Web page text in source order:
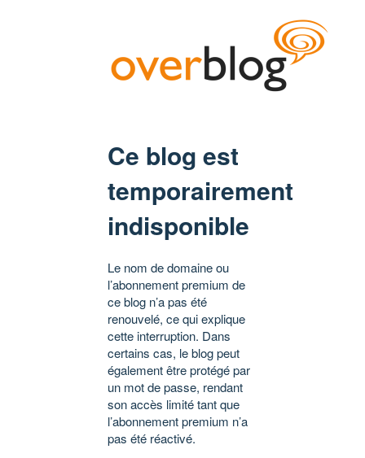
Ce blog est
temporairement
indisponible
Le nom de domaine ou
l’abonnement premium de
ce blog n’a pas été
renouvelé, ce qui explique
cette interruption. Dans
certains cas, le blog peut
également être protégé par
un mot de passe, rendant
son accès limité tant que
l’abonnement premium n’a
pas été réactivé.